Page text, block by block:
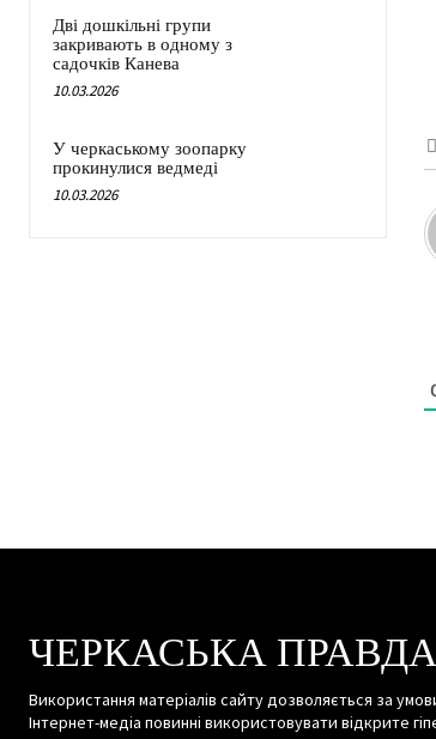
Дві дошкільні групи
закривають в одному з
садочків Канева
10.03.2026
У черкаському зоопарку
прокинулися ведмеді
10.03.2026
ЧЕРКАСЬКА
Використання матеріалів сайту дозволяється за
Інтернет-медіа повинні використовувати відкрите